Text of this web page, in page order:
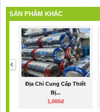
SẢN PHẨM KHÁC
Địa Chỉ Cung Cấp Thiết
Bị...
1,000đ